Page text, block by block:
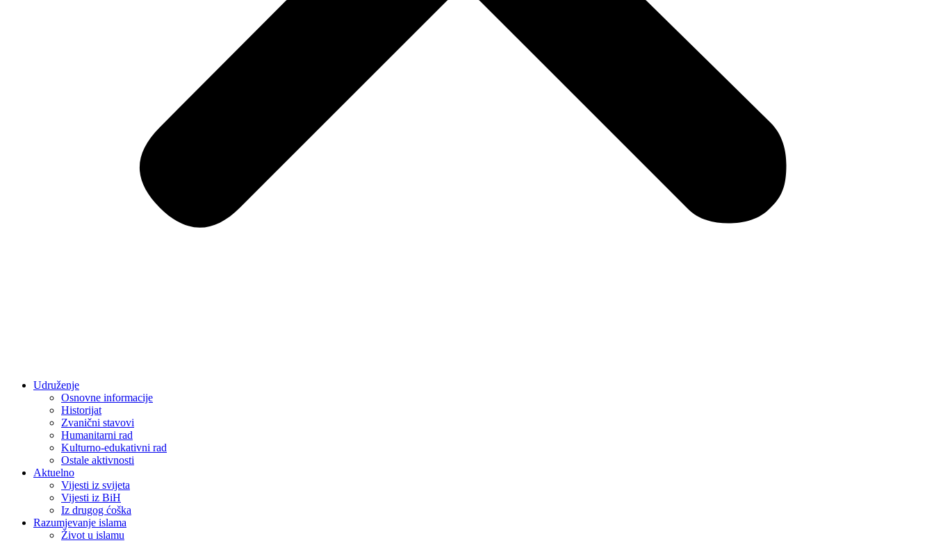
Udruženje
Osnovne informacije
Historijat
Zvanični stavovi
Humanitarni rad
Kulturno-edukativni rad
Ostale aktivnosti
Aktuelno
Vijesti iz svijeta
Vijesti iz BiH
Iz drugog ćoška
Razumjevanje islama
Život u islamu